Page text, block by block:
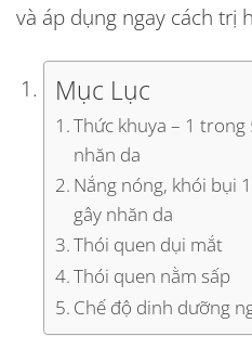
và áp dụng ngay cách trị
Mục Lục
Thức khuya – 1
nhăn da
Nắng nóng, khói bụi
gây nhăn da
Thói quen dụi mắt
Thói quen nằm sấp
Chế độ dinh dưỡng